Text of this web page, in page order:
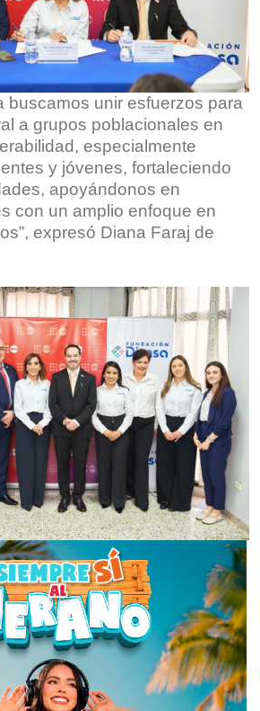
buscamos unir esfuerzos para
a grupos poblacionales en
especialmente
y jóvenes, fortaleciendo
apoyándonos en
con un amplio enfoque en
expresó Diana Faraj de